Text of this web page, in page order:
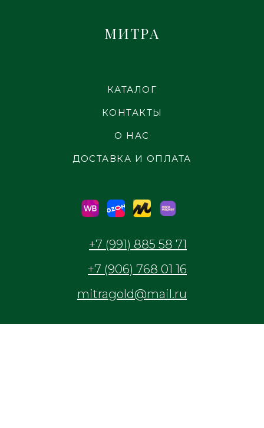
МИТРА
КАТАЛОГ
КОНТАКТЫ
О НАС
ДОСТАВКА И ОПЛАТА
+7 (991) 885 58 71
+7 (906) 768 01 16
mitragold@mail.ru